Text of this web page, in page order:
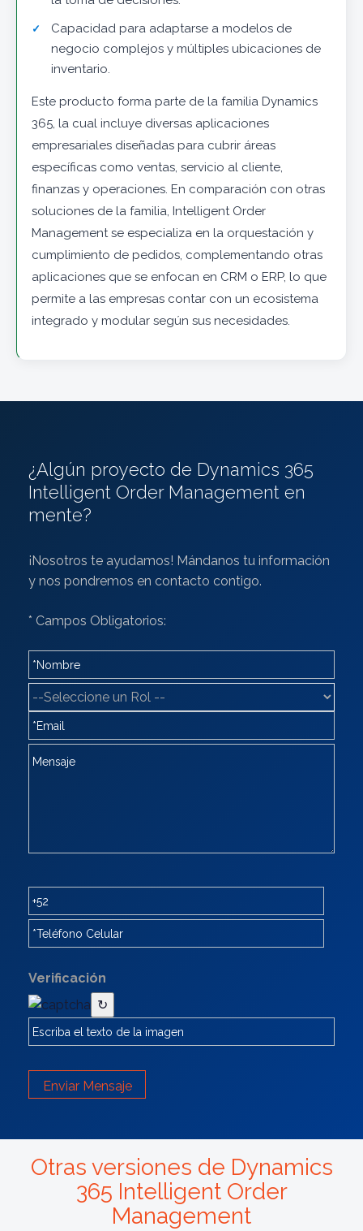
Capacidad para adaptarse a modelos de
negocio complejos y múltiples ubicaciones de
inventario.
Este producto forma parte de la familia Dynamics
365, la cual incluye diversas aplicaciones
empresariales diseñadas para cubrir áreas
específicas como ventas, servicio al cliente,
finanzas y operaciones. En comparación con otras
soluciones de la familia, Intelligent Order
Management se especializa en la orquestación y
cumplimiento de pedidos, complementando otras
aplicaciones que se enfocan en CRM o ERP, lo que
permite a las empresas contar con un ecosistema
integrado y modular según sus necesidades.
¿Algún proyecto de Dynamics 365
Intelligent Order Management en
mente?
¡Nosotros te ayudamos! Mándanos tu información
y nos pondremos en contacto contigo.
* Campos Obligatorios:
Verificación
↻
Enviar Mensaje
Otras versiones de Dynamics
365 Intelligent Order
Management